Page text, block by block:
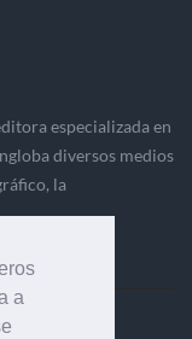
a
especializada en
diversos medios
la